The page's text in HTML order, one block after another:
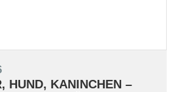
HUND, KANINCHEN –